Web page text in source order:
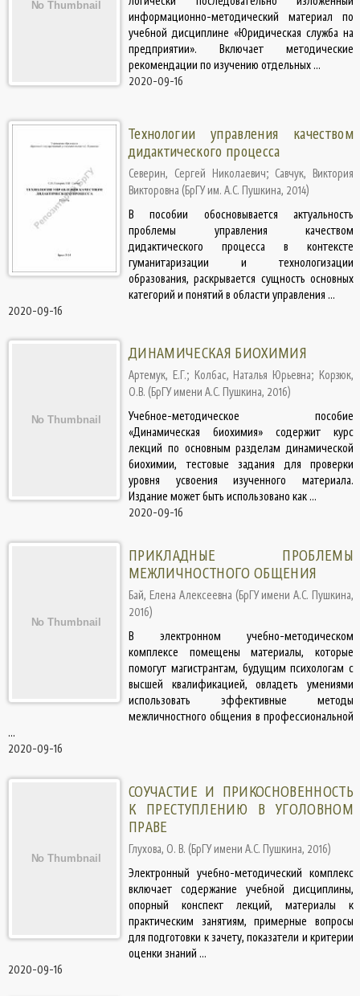
информационно-методический материал по
учебной дисциплине «Юридическая служба на
предприятии». Включает методические
рекомендации по изучению отдельных ...
2020-09-16
Технологии управления качеством
дидактического процесса
Северин, Сергей Николаевич; Савчук, Виктория
Викторовна (БрГУ им. А.С. Пушкина, 2014)
В пособии обосновывается актуальность
проблемы управления качеством
дидактического процесса в контексте
гуманитаризации и технологизации
образования, раскрывается сущность основных
категорий и понятий в области управления ...
2020-09-16
ДИНАМИЧЕСКАЯ БИОХИМИЯ
Артемук, Е.Г.; Колбас, Наталья Юрьевна; Корзюк,
О.В. (БрГУ имени А.С. Пушкина, 2016)
Учебное-методическое пособие
«Динамическая биохимия» содержит курс
лекций по основным разделам динамической
биохимии, тестовые задания для проверки
уровня усвоения изученного материала.
Издание может быть использовано как ...
2020-09-16
ПРИКЛАДНЫЕ ПРОБЛЕМЫ
МЕЖЛИЧНОСТНОГО ОБЩЕНИЯ
Бай, Елена Алексеевна (БрГУ имени А.С. Пушкина,
2016)
В электронном учебно-методическом
комплексе помещены материалы, которые
помогут магистрантам, будущим психологам с
высшей квалификацией, овладеть умениями
использовать эффективные методы
межличностного общения в профессиональной
...
2020-09-16
СОУЧАСТИЕ И ПРИКОСНОВЕННОСТЬ
К ПРЕСТУПЛЕНИЮ В УГОЛОВНОМ
ПРАВЕ
Глухова, О. В. (БрГУ имени А.С. Пушкина, 2016)
Электронный учебно-методический комплекс
включает содержание учебной дисциплины,
опорный конспект лекций, материалы к
практическим занятиям, примерные вопросы
для подготовки к зачету, показатели и критерии
оценки знаний ...
2020-09-16